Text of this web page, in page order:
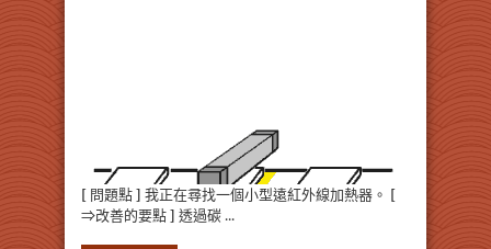
[ 問題點 ] 我正在尋找一個小型遠紅外線加熱器。 [
⇒改善的要點 ] 透過碳 ...